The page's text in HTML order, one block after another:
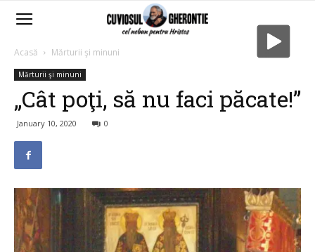
Acasă Mărturii şi minuni
Mărturii şi minuni
„Cât poţi, să nu faci păcate!”
January 10, 2020 0